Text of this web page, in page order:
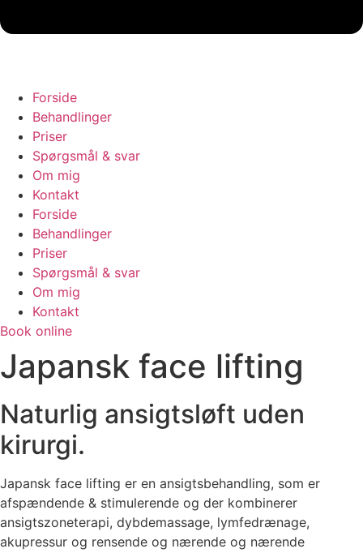
Forside
Behandlinger
Priser
Spørgsmål & svar
Om mig
Kontakt
Forside
Behandlinger
Priser
Spørgsmål & svar
Om mig
Kontakt
Book online
Japansk face lifting
Naturlig ansigtsløft uden
kirurgi.
Japansk face lifting er en ansigtsbehandling, som er
afspændende & stimulerende og der kombinerer
ansigtszoneterapi, dybdemassage, lymfedrænage,
akupressur og rensende og nærende og nærende